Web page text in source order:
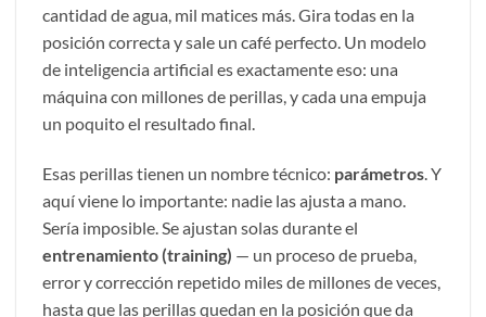
cantidad de agua, mil matices más. Gira todas en la
posición correcta y sale un café perfecto. Un modelo
de inteligencia artificial es exactamente eso: una
máquina con millones de perillas, y cada una empuja
un poquito el resultado final.
Esas perillas tienen un nombre técnico: parámetros. Y
aquí viene lo importante: nadie las ajusta a mano.
Sería imposible. Se ajustan solas durante el
entrenamiento (training) — un proceso de prueba,
error y corrección repetido miles de millones de veces,
hasta que las perillas quedan en la posición que da